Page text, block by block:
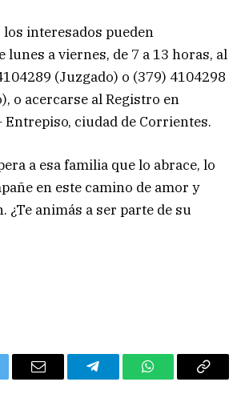
interesados pueden
lunes a viernes, de 7 a 13 horas, al
(Juzgado) o (379) 4104298
o acercarse al Registro en
Entrepiso, ciudad de Corrientes.
a esa familia que lo abrace, lo
en este camino de amor y
animás a ser parte de su
Email TelegramWhatsAppCopy